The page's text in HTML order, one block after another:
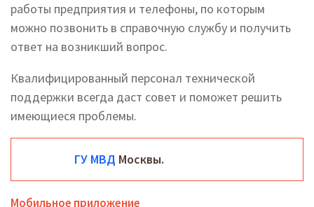
работы предприятия и телефоны, по которым
можно позвонить в справочную службу и получить
ответ на возникший вопрос.
Квалифицированный персонал технической
поддержки всегда даст совет и поможет решить
имеющиеся проблемы.
ГУ МВД Москвы.
Мобильное приложение